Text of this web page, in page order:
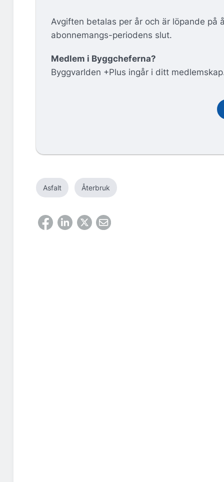
Avgiften betalas per år och är löpande på
abonnemangs-periodens slut.
Medlem i Byggcheferna?
Byggvarlden +Plus ingår i ditt
Asfalt Återbruk